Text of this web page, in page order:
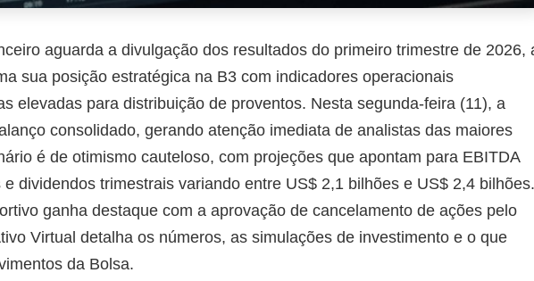
aguarda a divulgação dos resultados do primeiro trimestre de 2026,
sua posição estratégica na B3 com indicadores operacionais
elevadas para distribuição de proventos. Nesta segunda-feira (11), a
consolidado, gerando atenção imediata de analistas das maiores
é de otimismo cauteloso, com projeções que apontam para EBITDA
dividendos trimestrais variando entre US$ 2,1 bilhões e US$ 2,4 bilhões.
ganha destaque com a aprovação de cancelamento de ações pelo
Virtual detalha os números, as simulações de investimento e o que
da Bolsa.